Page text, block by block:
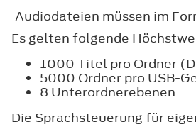
Audiodateien müssen im
Es gelten folgende
1000 Titel pro Ordner
5000 Ordner pro USB-
8 Unterordnerebenen
Die Sprachsteuerung für